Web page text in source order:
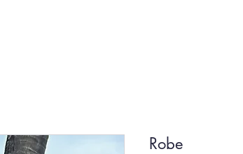
Robe